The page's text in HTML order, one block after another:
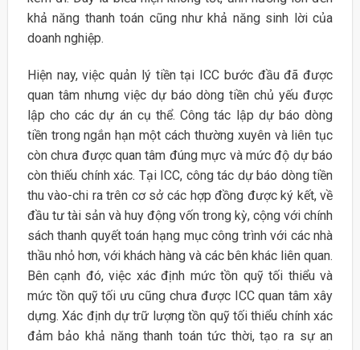
khả năng thanh toán cũng như khả năng sinh lời của
doanh nghiệp.
Hiện nay, việc quản lý tiền tại ICC bước đầu đã được
quan tâm nhưng việc dự báo dòng tiền chủ yếu được
lập cho các dự án cụ thể. Công tác lập dự báo dòng
tiền trong ngắn hạn một cách thường xuyên và liên tục
còn chưa được quan tâm đúng mực và mức độ dự báo
còn thiếu chính xác. Tại ICC, công tác dự báo dòng tiền
thu vào-chi ra trên cơ sở các hợp đồng được ký kết, về
đầu tư tài sản và huy động vốn trong kỳ, cộng với chính
sách thanh quyết toán hạng mục công trình với các nhà
thầu nhỏ hơn, với khách hàng và các bên khác liên quan.
Bên cạnh đó, việc xác định mức tồn quỹ tối thiểu và
mức tồn quỹ tối ưu cũng chưa được ICC quan tâm xây
dựng. Xác định dự trữ lượng tồn quỹ tối thiểu chính xác
đảm bảo khả năng thanh toán tức thời, tạo ra sự an